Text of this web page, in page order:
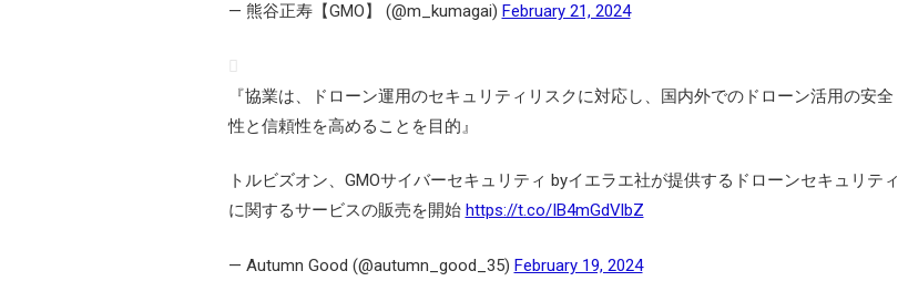
— 熊谷正寿【GMO】 (@m_kumagai) February 21, 2024
『協業は、ドローン運用のセキュリティリスクに対応し、国内外でのドローン活用の安全
性と信頼性を高めることを目的』
トルビズオン、GMOサイバーセキュリティ byイエラエ社が提供するドローンセキュリティ
に関するサービスの販売を開始 https://t.co/IB4mGdVlbZ
— Autumn Good (@autumn_good_35) February 19, 2024